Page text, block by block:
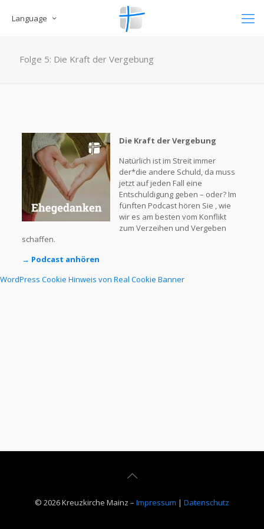
Language
Folge 5: Die Kraft der Vergebung
Die Kraft der Vergebung
Natürlich ist im Streit immer
der*die andere Schuld, da muss
jetzt auf jeden Fall eine
Entschuldigung geben – oder? Im
fünften Podcast hören Sie , wie
wir es am besten vom Konflikt
zum Verzeihen und Vergeben
schaffen.
→ Podcast anhören
© 2026 Kreuzkirche Mainz – Impressum | Datenschutz
WordPress Cookie Hinweis von Real Cookie Banner